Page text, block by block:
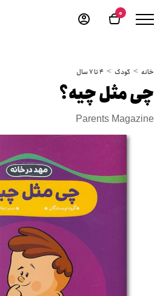
0
خانه کودک 4 تا 7 سال
چی مثل چیه؟
Parents Magazine